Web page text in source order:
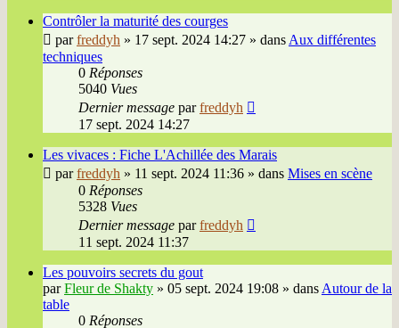
Contrôler la maturité des courges
parfreddyh » 17 sept. 2024 14:27 » dans Aux différentes
techniques
0 Réponses
5040 Vues
Dernier message parfreddyh
17 sept. 2024 14:27
Les vivaces : Fiche L'Achillée des Marais
parfreddyh » 11 sept. 2024 11:36 » dans Mises en scène
0 Réponses
5328 Vues
Dernier message parfreddyh
11 sept. 2024 11:37
Les pouvoirs secrets du gout
parFleur de Shakty » 05 sept. 2024 19:08 » dans Autour de la
table
0 Réponses